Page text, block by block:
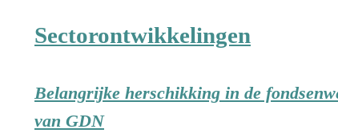
Sectorontwikkelingen
Belangrijke herschikking in de
van GDN